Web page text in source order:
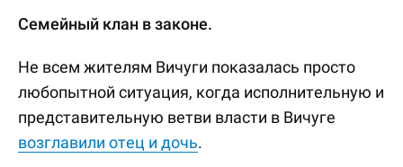
Семейный клан в законе.
Не всем жителям Вичуги показалась просто
любопытной ситуация, когда исполнительную и
представительную ветви власти в Вичуге
возглавили отец и дочь.